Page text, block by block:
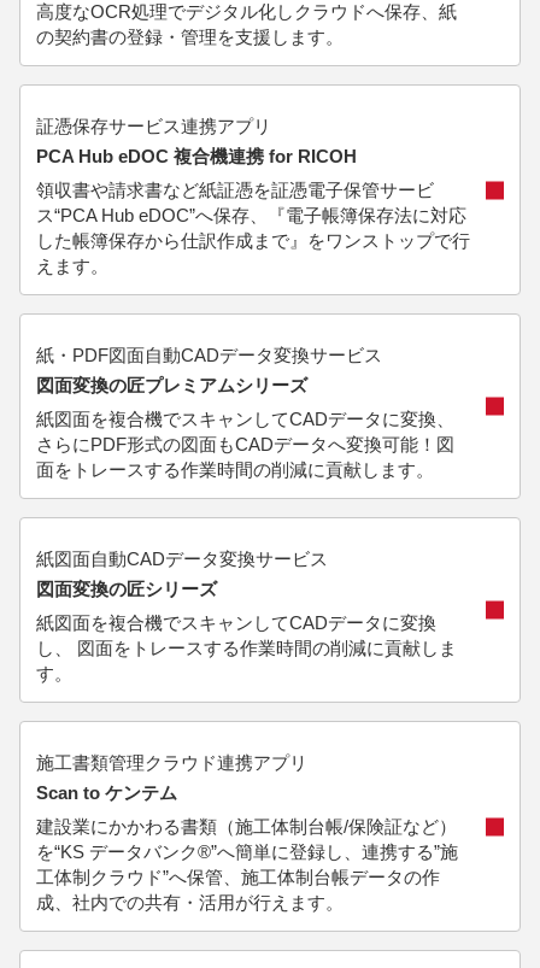
高度なOCR処理でデジタル化しクラウドへ保存、紙
の契約書の登録・管理を支援します。
証憑保存サービス連携アプリ
PCA Hub eDOC 複合機連携 for RICOH
領収書や請求書など紙証憑を証憑電子保管サービ
ス“PCA Hub eDOC”へ保存、『電子帳簿保存法に対応
した帳簿保存から仕訳作成まで』をワンストップで行
えます。
紙・PDF図面自動CADデータ変換サービス
図面変換の匠プレミアムシリーズ
紙図面を複合機でスキャンしてCADデータに変換、
さらにPDF形式の図面もCADデータへ変換可能！図
面をトレースする作業時間の削減に貢献します。
紙図面自動CADデータ変換サービス
図面変換の匠シリーズ
紙図面を複合機でスキャンしてCADデータに変換
し、 図面をトレースする作業時間の削減に貢献しま
す。
施工書類管理クラウド連携アプリ
Scan to ケンテム
建設業にかかわる書類（施工体制台帳/保険証など）
を“KS データバンク®”へ簡単に登録し、連携する”施
工体制クラウド”へ保管、施工体制台帳データの作
成、社内での共有・活用が行えます。